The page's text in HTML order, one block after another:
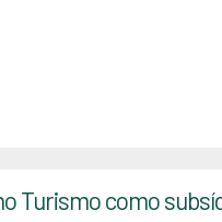
Turismo como